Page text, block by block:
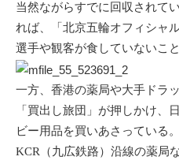
当然ながらすでに回収されて
れば、「北京五輪オフィシャ
選手や観客が食していないこ
一方、香港の薬局や大手ドラ
「買出し旅団」が押しかけ、
ビー用品を買いあさっている。
KCR（九広鉄路）沿線の薬局